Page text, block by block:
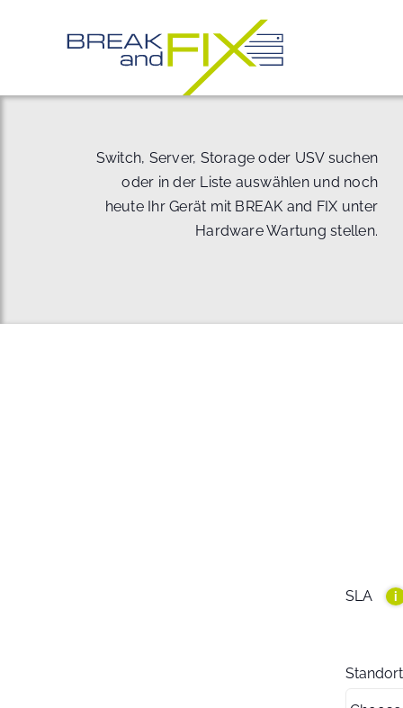
Switch, Server, Storage oder USV suchen
oder in der Liste auswählen und noch
heute Ihr Gerät mit BREAK and FIX unter
Hardware Wartung stellen.
SLA i
Standort